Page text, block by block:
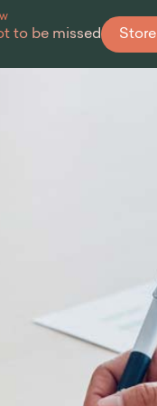
to be missed Store